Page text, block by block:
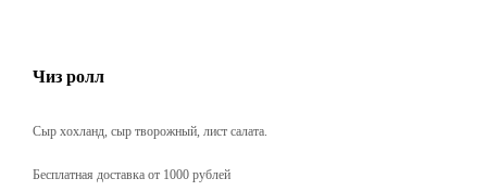
Чиз ролл
Сыр хохланд, сыр творожный, лист салата.
Бесплатная доставка от 1000 рублей